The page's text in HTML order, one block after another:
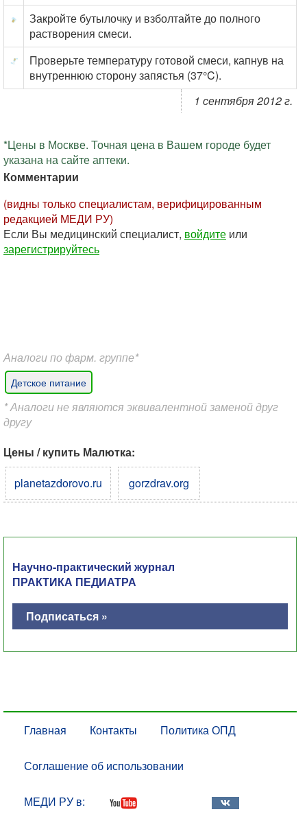
Закройте бутылочку и взболтайте до полного
растворения смеси.
Проверьте температуру готовой смеси, капнув на
внутреннюю сторону запястья (37°C).
1 сентября 2012 г.
*Цены в Москве. Точная цена в Вашем городе будет
указана на сайте аптеки.
Комментарии
(видны только специалистам, верифицированным
редакцией МЕДИ РУ)
Если Вы медицинский специалист, войдите или
зарегистрируйтесь
Аналоги по фарм. группе*
Детское питание
* Аналоги не являются эквивалентной заменой друг
другу
Цены / купить Малютка:
planetazdorovo.ru
gorzdrav.org
Научно-практический журнал
ПРАКТИКА ПЕДИАТРА
Подписаться »
Главная Контакты Политика ОПД
Соглашение об использовании
МЕДИ РУ в: